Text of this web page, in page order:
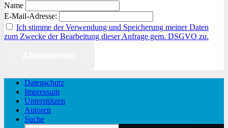
Name
E-Mail-Adresse:
Ich stimme der Verwendung und Speicherung meiner Daten
zum Zwecke der Bearbeitung dieser Anfrage gem. DSGVO zu.
Datenschutz
Impressum
Unterstützen
Autoren
Suche